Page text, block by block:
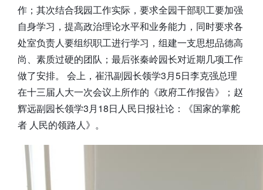
作；其次结合我园工作实际，要求全园干部职工要加强
自身学习，提高政治理论水平和业务能力，同时要求各
处室负责人要组织职工进行学习，组建一支思想品德高
尚、素质过硬的团队；最后张秦岭园长对近期几项工作
做了安排。 会上，崔汛副园长领学3月5日李克强总理
在十三届人大一次会议上所作的《政府工作报告》；赵
辉远副园长领学3月18日人民日报社论：《国家的掌舵
者 人民的领路人》。